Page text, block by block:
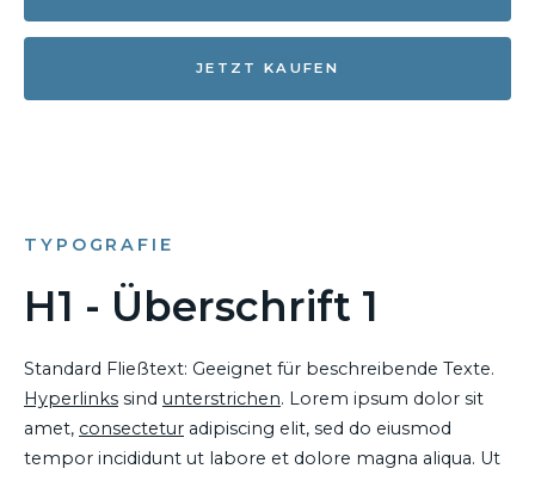
JETZT KAUFEN
TYPOGRAFIE
H1 - Überschrift 1
Standard Fließtext: Geeignet für beschreibende Texte.
Hyperlinks sind unterstrichen. Lorem ipsum dolor sit
amet, consectetur adipiscing elit, sed do eiusmod
tempor incididunt ut labore et dolore magna aliqua. Ut